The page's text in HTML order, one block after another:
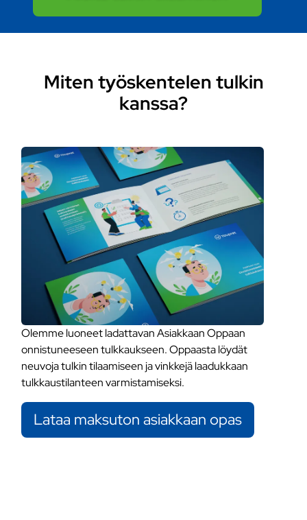
Miten työskentelen tulkin
kanssa?
Olemme luoneet ladattavan Asiakkaan Oppaan
onnistuneeseen tulkkaukseen. Oppaasta löydät
neuvoja tulkin tilaamiseen ja vinkkejä laadukkaan
tulkkaustilanteen varmistamiseksi.
Lataa maksuton asiakkaan opas